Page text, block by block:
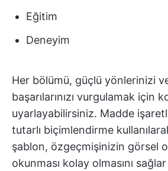
Eğitim
Deneyim
Her bölümü, güçlü yönlerinizi
başarılarınızı vurgulamak için
uyarlayabilirsiniz. Madde
tutarlı biçimlendirme
şablon, özgeçmişinizin görsel
okunması kolay olmasını